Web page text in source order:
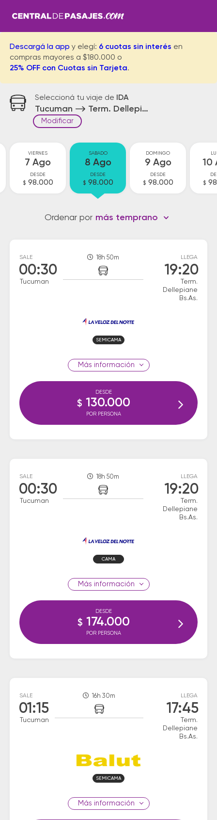
Descargá la app y elegí: 6 cuotas sin interés en
compras mayores a $180.000 o
25% OFF con Cuotas sin Tarjeta.
Seleccioná tu viaje de IDA
Tucuman Term. Dellepiane Bs.As.
Modificar
VIERNES
7 Ago
DESDE
$ 98.000
SABADO
8 Ago
DESDE
$ 98.000
DOMINGO
9 Ago
DESDE
$ 98.000
10
$
Ordenar por más temprano
SALE
00:30
Tucuman
18h 50m LLEGA
19:20
Term.
Dellepiane
Bs.As.
SEMICAMA
información
DESDE
$ 130.000
POR PERSONA
SALE
00:30
Tucuman
18h 50m LLEGA
19:20
Term.
Dellepiane
Bs.As.
CAMA
información
DESDE
$ 174.000
POR PERSONA
SALE
01:15
Tucuman
16h 30m LLEGA
17:45
Term.
Dellepiane
Bs.As.
SEMICAMA
información